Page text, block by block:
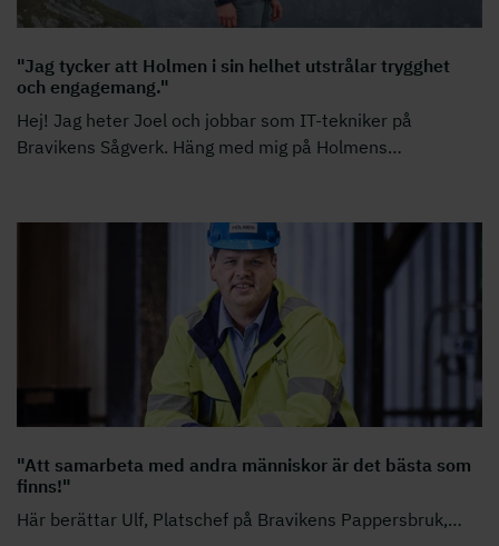
"Jag tycker att Holmen i sin helhet utstrålar trygghet
och engagemang."
Hej! Jag heter Joel och jobbar som IT-tekniker på
Bravikens Sågverk. Häng med mig på Holmens…
"Att samarbeta med andra människor är det bästa som
finns!"
Här berättar Ulf, Platschef på Bravikens Pappersbruk,…